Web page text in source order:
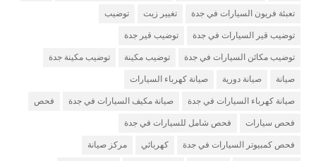
تعبئة فريون السيارات في جدة تغيير زيت توضيب
توضيب قير السيارات في جدة توضيب قير جدة
توضيب مكائن السيارات في جدة توضيب مكينة توضيب مكينة جدة
صيانة صيانة دورية صيانة كهرباء السيارات
صيانة كهرباء السيارات في جدة صيانة مكيف السيارات في جدة فحص
فحص سيارات فحص شامل للسيارات في جدة
فحص كمبيوتر السيارات في جدة كهربائي مركز صيانة